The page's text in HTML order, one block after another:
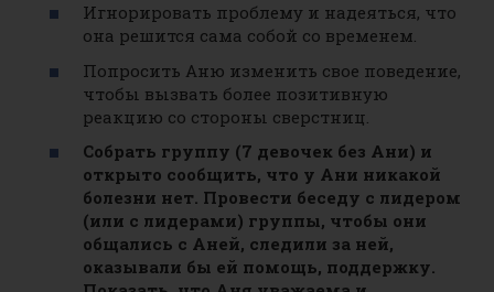
Игнорировать проблему и надеяться, что
она решится сама собой со временем.
Попросить Аню изменить свое поведение,
чтобы вызвать более позитивную
реакцию со стороны сверстниц.
Собрать группу (7 девочек без Ани) и
открыто сообщить, что у Ани никакой
болезни нет. Провести беседу с лидером
(или с лидерами) группы, чтобы они
общались с Аней, следили за ней,
оказывали бы ей помощь, поддержку.